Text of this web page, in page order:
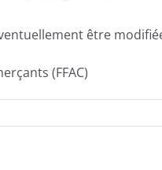
être
(FFAC)